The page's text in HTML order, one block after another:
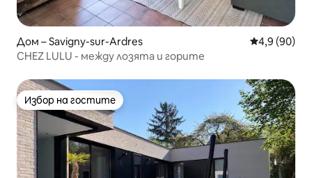
Дом – Savigny-sur-Ardres Средна
4,9 (90)
CHEZ LULU - между лозята и горите
Избор на гостите
Избор на гостите